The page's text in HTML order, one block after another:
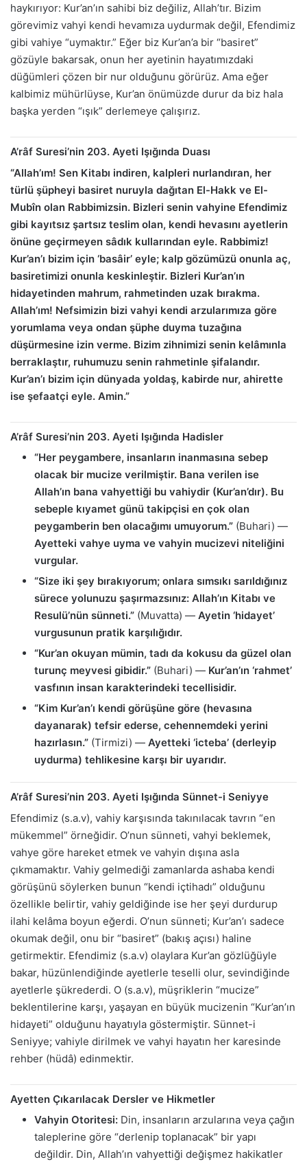
haykırıyor: Kur’an’ın sahibi biz değiliz, Allah’tır. Bizim
görevimiz vahyi kendi hevamıza uydurmak değil, Efendimiz
gibi vahiye “uymaktır.” Eğer biz Kur’an’a bir “basiret”
gözüyle bakarsak, onun her ayetinin hayatımızdaki
düğümleri çözen bir nur olduğunu görürüz. Ama eğer
kalbimiz mühürlüyse, Kur’an önümüzde durur da biz hala
başka yerden “ışık” derlemeye çalışırız.
A’râf Suresi’nin 203. Ayeti Işığında Duası
“Allah’ım! Sen Kitabı indiren, kalpleri nurlandıran, her
türlü şüpheyi basiret nuruyla dağıtan El-Hakk ve El-
Mubîn olan Rabbimizsin. Bizleri senin vahyine Efendimiz
gibi kayıtsız şartsız teslim olan, kendi hevasını ayetlerin
önüne geçirmeyen sâdık kullarından eyle. Rabbimiz!
Kur’an’ı bizim için ‘basâir’ eyle; kalp gözümüzü onunla aç,
basiretimizi onunla keskinleştir. Bizleri Kur’an’ın
hidayetinden mahrum, rahmetinden uzak bırakma.
Allah’ım! Nefsimizin bizi vahyi kendi arzularımıza göre
yorumlama veya ondan şüphe duyma tuzağına
düşürmesine izin verme. Bizim zihnimizi senin kelâmınla
berraklaştır, ruhumuzu senin rahmetinle şifalandır.
Kur’an’ı bizim için dünyada yoldaş, kabirde nur, ahirette
ise şefaatçi eyle. Amin.”
A’râf Suresi’nin 203. Ayeti Işığında Hadisler
“Her peygambere, insanların inanmasına sebep
olacak bir mucize verilmiştir. Bana verilen ise
Allah’ın bana vahyettiği bu vahiydir (Kur’an’dır). Bu
sebeple kıyamet günü takipçisi en çok olan
peygamberin ben olacağımı umuyorum.” (Buhari) —
Ayetteki vahye uyma ve vahyin mucizevi niteliğini
vurgular.
“Size iki şey bırakıyorum; onlara sımsıkı sarıldığınız
sürece yolunuzu şaşırmazsınız: Allah’ın Kitabı ve
Resulü’nün sünneti.” (Muvatta) — Ayetin ‘hidayet’
vurgusunun pratik karşılığıdır.
“Kur’an okuyan mümin, tadı da kokusu da güzel olan
turunç meyvesi gibidir.” (Buhari) — Kur’an’ın ‘rahmet’
vasfının insan karakterindeki tecellisidir.
“Kim Kur’an’ı kendi görüşüne göre (hevasına
dayanarak) tefsir ederse, cehennemdeki yerini
hazırlasın.” (Tirmizi) — Ayetteki ‘icteba’ (derleyip
uydurma) tehlikesine karşı bir uyarıdır.
A’râf Suresi’nin 203. Ayeti Işığında Sünnet-i Seniyye
Efendimiz (s.a.v), vahiy karşısında takınılacak tavrın “en
mükemmel” örneğidir. O’nun sünneti, vahyi beklemek,
vahye göre hareket etmek ve vahyin dışına asla
çıkmamaktır. Vahiy gelmediği zamanlarda ashaba kendi
görüşünü söylerken bunun “kendi içtihadı” olduğunu
özellikle belirtir, vahiy geldiğinde ise her şeyi durdurup
ilahi kelâma boyun eğerdi. O’nun sünneti; Kur’an’ı sadece
okumak değil, onu bir “basiret” (bakış açısı) haline
getirmektir. Efendimiz (s.a.v) olaylara Kur’an gözlüğüyle
bakar, hüzünlendiğinde ayetlerle teselli olur, sevindiğinde
ayetlerle şükrederdi. O (s.a.v), müşriklerin “mucize”
beklentilerine karşı, yaşayan en büyük mucizenin “Kur’an’ın
hidayeti” olduğunu hayatıyla göstermiştir. Sünnet-i
Seniyye; vahiyle dirilmek ve vahyi hayatın her karesinde
rehber (hüdâ) edinmektir.
Ayetten Çıkarılacak Dersler ve Hikmetler
Vahyin Otoritesi: Din, insanların arzularına veya çağın
taleplerine göre “derlenip toplanacak” bir yapı
değildir. Din, Allah’ın vahyettiği değişmez hakikatler